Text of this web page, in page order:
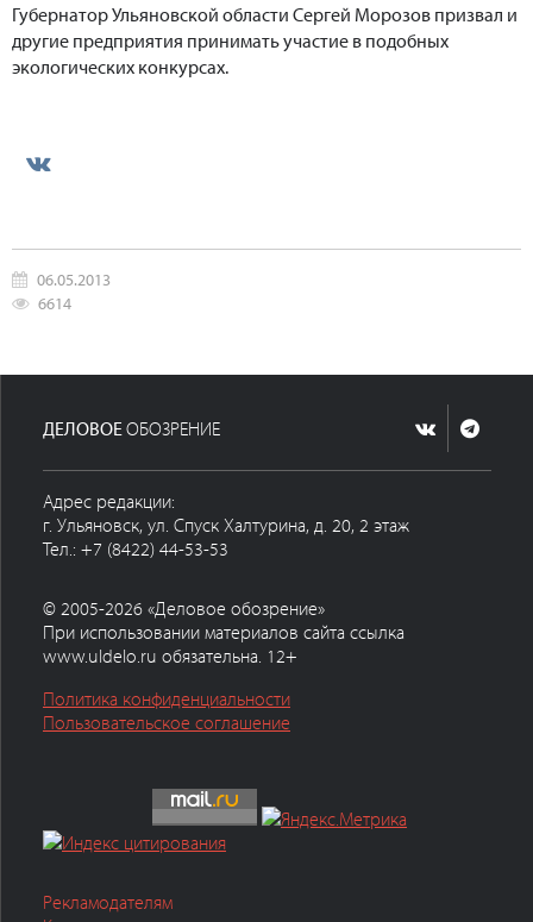
Губернатор Ульяновской области Сергей Морозов призвал и
другие предприятия принимать участие в подобных
экологических конкурсах.
06.05.2013
6614
ДЕЛОВОЕ ОБОЗРЕНИЕ
Адрес редакции:
г. Ульяновск, ул. Спуск Халтурина, д. 20, 2 этаж
Тел.: +7 (8422) 44-53-53
© 2005-2026 «Деловое обозрение»
При использовании материалов сайта ссылка
www.uldelo.ru обязательна. 12+
Политика конфиденциальности
Пользовательское соглашение
Рекламодателям